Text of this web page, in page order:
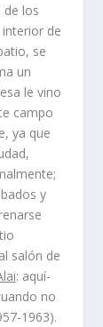
de los
interior de
se
un
le vino
campo
ya que
y
salón de
: aquí­
no
1963).